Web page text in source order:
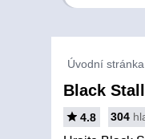
Úvodní stránka
Black
4.8 304